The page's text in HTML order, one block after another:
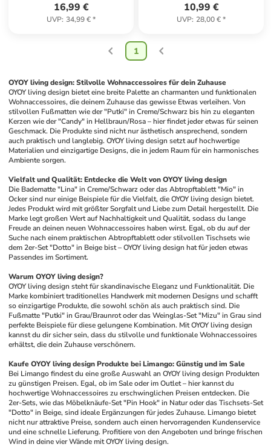
16,99 €
UVP: 34,99 €*
10,99 €
UVP: 28,00 €*
1
OYOY living design: Stilvolle Wohnaccessoires für dein Zuhause
OYOY living design bietet eine breite Palette an charmanten und funktionalen
Wohnaccessoires, die deinem Zuhause das gewisse Etwas verleihen. Von
stilvollen Fußmatten wie der "Putki" in Creme/Schwarz bis hin zu eleganten
Kerzen wie der "Candy" in Hellbraun/Rosa – hier findet jeder etwas für seinen
Geschmack. Die Produkte sind nicht nur ästhetisch ansprechend, sondern
auch praktisch und langlebig. OYOY living design setzt auf hochwertige
Materialien und einzigartige Designs, die in jedem Raum für ein harmonisches
Ambiente sorgen.
Vielfalt und Qualität: Entdecke die Welt von OYOY living design
Die Badematte "Lina" in Creme/Schwarz oder das Abtropftablett "Mio" in
Ocker sind nur einige Beispiele für die Vielfalt, die OYOY living design bietet.
Jedes Produkt wird mit größter Sorgfalt und Liebe zum Detail hergestellt. Die
Marke legt großen Wert auf Nachhaltigkeit und Qualität, sodass du lange
Freude an deinen neuen Wohnaccessoires haben wirst. Egal, ob du auf der
Suche nach einem praktischen Abtropftablett oder stilvollen Tischsets wie
dem 2er-Set "Dotto" in Beige bist – OYOY living design hat für jeden etwas
Passendes im Sortiment.
Warum OYOY living design?
OYOY living design steht für skandinavische Eleganz und Funktionalität. Die
Marke kombiniert traditionelles Handwerk mit modernen Designs und schafft
so einzigartige Produkte, die sowohl schön als auch praktisch sind. Die
Fußmatte "Putki" in Grau/Braunrot oder das Weinglas-Set "Mizu" in Grau sind
perfekte Beispiele für diese gelungene Kombination. Mit OYOY living design
kannst du dir sicher sein, dass du stilvolle und funktionale Wohnaccessoires
erhältst, die dein Zuhause verschönern.
Kaufe OYOY living design Produkte bei Limango: Günstig und im Sale
Bei Limango findest du eine große Auswahl an OYOY living design Produkten
zu günstigen Preisen. Egal, ob im Sale oder im Outlet – hier kannst du
hochwertige Wohnaccessoires zu erschwinglichen Preisen entdecken. Die
2er-Sets, wie das Möbelknäufe-Set "Pin Hook" in Natur oder das Tischsets-Set
"Dotto" in Beige, sind ideale Ergänzungen für jedes Zuhause. Limango bietet
nicht nur attraktive Preise, sondern auch einen hervorragenden Kundenservice
und eine schnelle Lieferung. Profitiere von den Angeboten und bringe frischen
Wind in deine vier Wände mit OYOY living design.